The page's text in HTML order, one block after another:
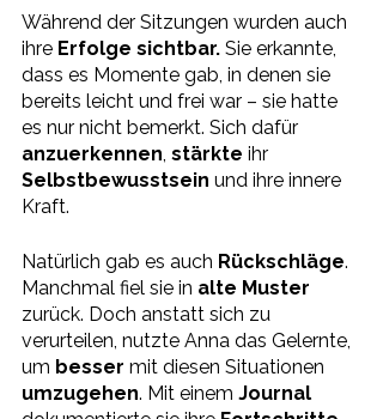
Während der Sitzungen wurden auch
ihre Erfolge sichtbar. Sie erkannte,
dass es Momente gab, in denen sie
bereits leicht und frei war – sie hatte
es nur nicht bemerkt. Sich dafür
anzuerkennen, stärkte ihr
Selbstbewusstsein und ihre innere
Kraft.
Natürlich gab es auch Rückschläge.
Manchmal fiel sie in alte Muster
zurück. Doch anstatt sich zu
verurteilen, nutzte Anna das Gelernte,
um besser mit diesen Situationen
umzugehen. Mit einem Journal